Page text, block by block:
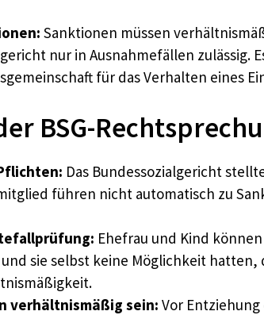
Sanktionen müssen
nur in Ausnahmefällen
für das Verhalten eines
BSG-
Das Bundessozialgericht
führen nicht automatisch zu
Ehefrau und Kind
sie selbst keine Möglichkeit
verhältnismäßig sein: Vor